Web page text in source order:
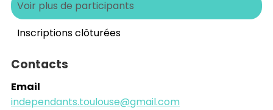
Voir plus de participants
Inscriptions clôturées
Contacts
Email
independants.toulouse@gmail.com